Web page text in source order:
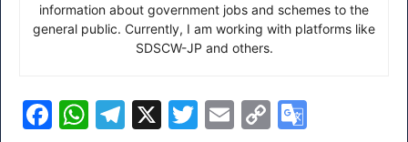
information about government jobs and schemes to the
general public. Currently, I am working with platforms like
SDSCW-JP and others.
F
W T
X
T
E
C